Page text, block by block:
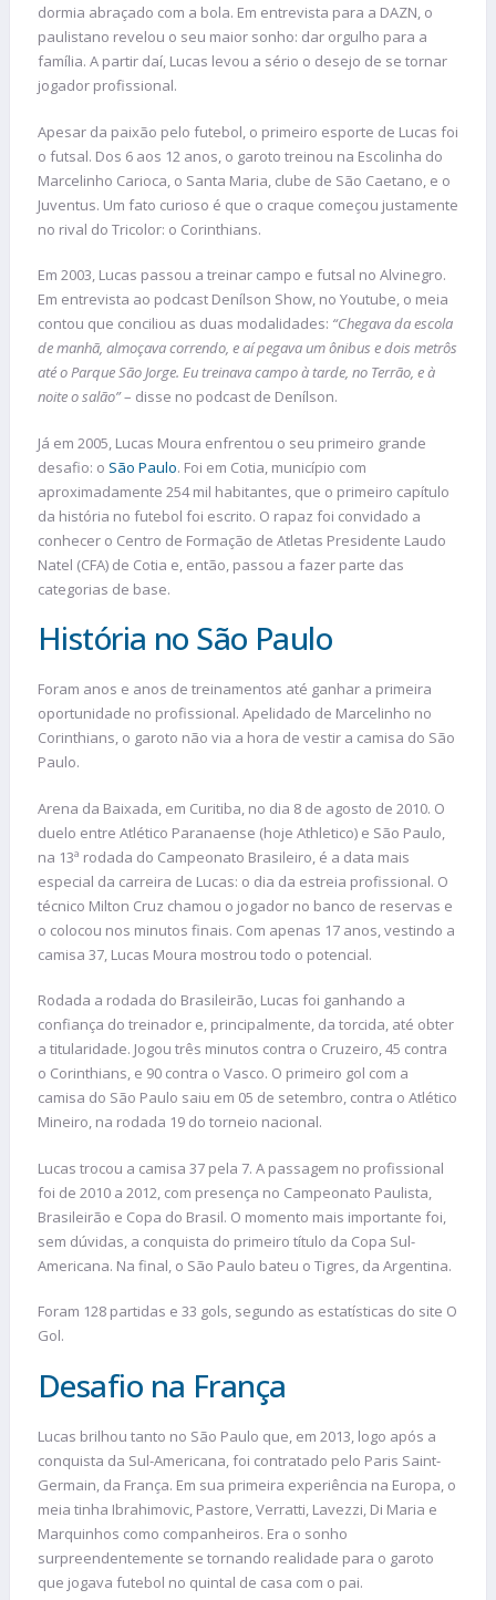
dormia abraçado com a bola. Em entrevista para a DAZN, o
paulistano revelou o seu maior sonho: dar orgulho para a
família. A partir daí, Lucas levou a sério o desejo de se tornar
jogador profissional.
Apesar da paixão pelo futebol, o primeiro esporte de Lucas foi
o futsal. Dos 6 aos 12 anos, o garoto treinou na Escolinha do
Marcelinho Carioca, o Santa Maria, clube de São Caetano, e o
Juventus. Um fato curioso é que o craque começou justamente
no rival do Tricolor: o Corinthians.
Em 2003, Lucas passou a treinar campo e futsal no Alvinegro.
Em entrevista ao podcast Denílson Show, no Youtube, o meia
contou que conciliou as duas modalidades: “Chegava da escola
de manhã, almoçava correndo, e aí pegava um ônibus e dois metrôs
até o Parque São Jorge. Eu treinava campo à tarde, no Terrão, e à
noite o salão”– disse no podcast de Denílson.
Já em 2005, Lucas Moura enfrentou o seu primeiro grande
desafio: o São Paulo. Foi em Cotia, município com
aproximadamente 254 mil habitantes, que o primeiro capítulo
da história no futebol foi escrito. O rapaz foi convidado a
conhecer o Centro de Formação de Atletas Presidente Laudo
Natel (CFA) de Cotia e, então, passou a fazer parte das
categorias de base.
História no São Paulo
Foram anos e anos de treinamentos até ganhar a primeira
oportunidade no profissional. Apelidado de Marcelinho no
Corinthians, o garoto não via a hora de vestir a camisa do São
Paulo.
Arena da Baixada, em Curitiba, no dia 8 de agosto de 2010. O
duelo entre Atlético Paranaense (hoje Athletico) e São Paulo,
na 13ª rodada do Campeonato Brasileiro, é a data mais
especial da carreira de Lucas: o dia da estreia profissional. O
técnico Milton Cruz chamou o jogador no banco de reservas e
o colocou nos minutos finais. Com apenas 17 anos, vestindo a
camisa 37, Lucas Moura mostrou todo o potencial.
Rodada a rodada do Brasileirão, Lucas foi ganhando a
confiança do treinador e, principalmente, da torcida, até obter
a titularidade. Jogou três minutos contra o Cruzeiro, 45 contra
o Corinthians, e 90 contra o Vasco. O primeiro gol com a
camisa do São Paulo saiu em 05 de setembro, contra o Atlético
Mineiro, na rodada 19 do torneio nacional.
Lucas trocou a camisa 37 pela 7. A passagem no profissional
foi de 2010 a 2012, com presença no Campeonato Paulista,
Brasileirão e Copa do Brasil. O momento mais importante foi,
sem dúvidas, a conquista do primeiro título da Copa Sul-
Americana. Na final, o São Paulo bateu o Tigres, da Argentina.
Foram 128 partidas e 33 gols, segundo as estatísticas do site O
Gol.
Desafio na França
Lucas brilhou tanto no São Paulo que, em 2013, logo após a
conquista da Sul-Americana, foi contratado pelo Paris Saint-
Germain, da França. Em sua primeira experiência na Europa, o
meia tinha Ibrahimovic, Pastore, Verratti, Lavezzi, Di Maria e
Marquinhos como companheiros. Era o sonho
surpreendentemente se tornando realidade para o garoto
que jogava futebol no quintal de casa com o pai.